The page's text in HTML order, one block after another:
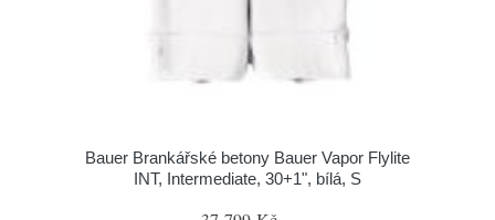
Bauer Brankářské betony Bauer Vapor Flylite
INT, Intermediate, 30+1", bílá, S